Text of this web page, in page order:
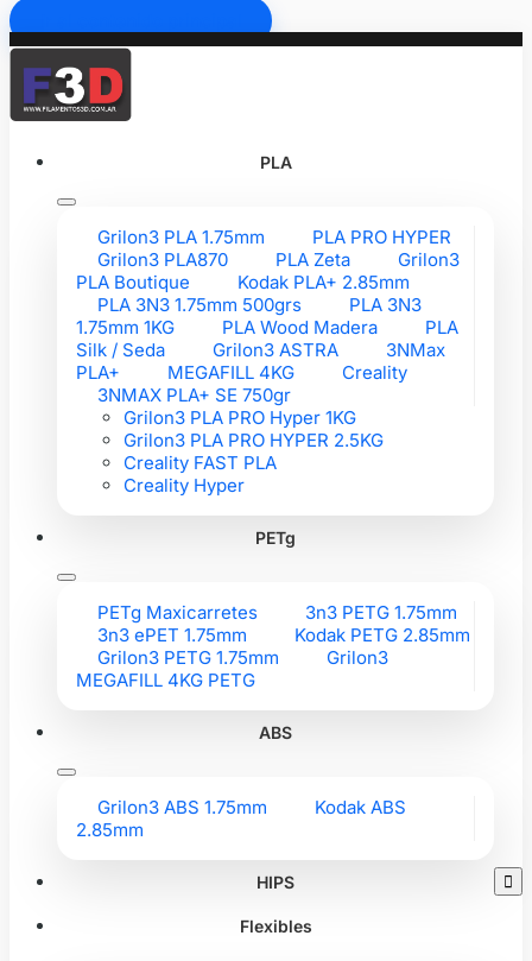
PLA
Grilon3 PLA 1.75mm
PLA PRO HYPER
Grilon3 PLA870
PLA Zeta
Grilon3
PLA Boutique
Kodak PLA+ 2.85mm
PLA 3N3 1.75mm 500grs
PLA 3N3
1.75mm 1KG
PLA Wood Madera
PLA
Silk / Seda
Grilon3 ASTRA
3NMax
PLA+
MEGAFILL 4KG
Creality
3NMAX PLA+ SE 750gr
Grilon3 PLA PRO Hyper 1KG
Grilon3 PLA PRO HYPER 2.5KG
Creality FAST PLA
Creality Hyper
PETg
PETg Maxicarretes
3n3 PETG 1.75mm
3n3 ePET 1.75mm
Kodak PETG 2.85mm
Grilon3 PETG 1.75mm
Grilon3
MEGAFILL 4KG PETG
ABS
Grilon3 ABS 1.75mm
Kodak ABS
2.85mm
HIPS
Flexibles
